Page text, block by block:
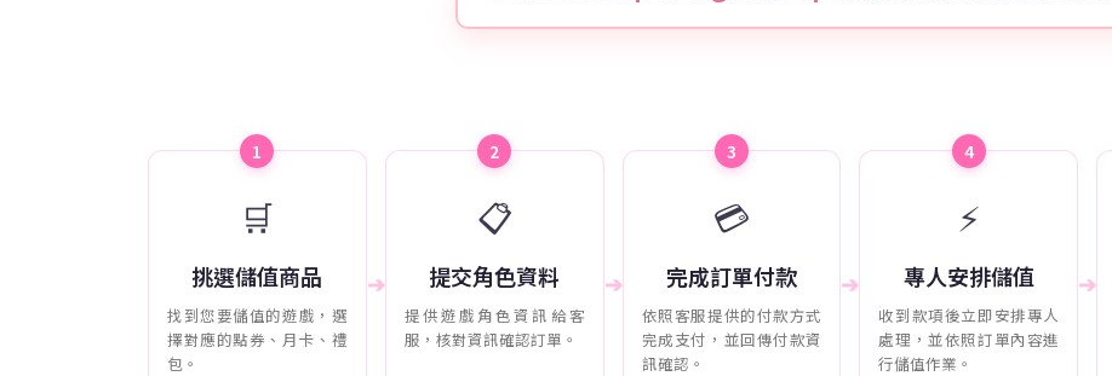
1
🛒
挑選儲值商品
找到您要儲值的遊戲，選
擇對應的點券、月卡、禮
包。
➔
2
📋
提交角色資料
提供遊戲角色資訊給客
服，核對資訊確認訂單。
➔
3
💳
完成訂單付款
依照客服提供的付款方式
完成支付，並回傳付款資
訊確認。
➔
4
⚡
專人安排儲值
收到款項後立即安排專人
處理，並依照訂單內容進
行儲值作業。
➔